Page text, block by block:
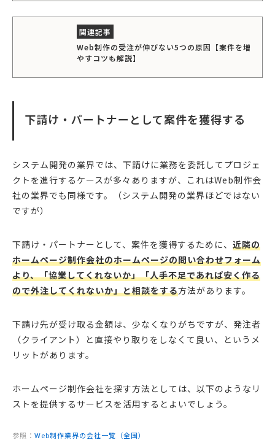
Web制作の受注が伸びない5つの原因【案件を増
やすコツも解説】
下請け・パートナーとして案件を獲得する
システム開発の業界では、下請けに業務を委託してプロジェ
クトを進行するケースが多々ありますが、これはWeb制作会
社の業界でも同様です。（システム開発の業界ほどではない
ですが）
下請け・パートナーとして、案件を獲得するために、 近隣の
ホームページ制作会社のホームページの問い合わせフォーム
より、「協業してくれないか」「人手不足であれば安く作る
ので外注してくれないか」と相談をする方法があります。
下請け先が受け取る金額は、少なくなりがちですが、発注者
（クライアント）と直接やり取りをしなくて良い、というメ
リットがあります。
ホームページ制作会社を探す方法としては、以下のようなリ
ストを提供するサービスを活用するとよいでしょう。
参照： Web制作業界の会社一覧（全国）